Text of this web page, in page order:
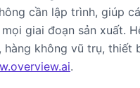
cần lập trình, giúp
giai đoạn sản xuất.
không vũ trụ, thiết
.